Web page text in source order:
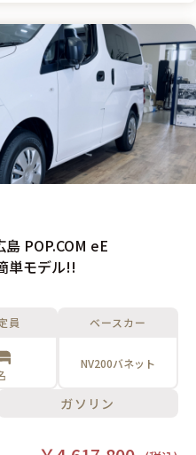
POP.COM eE
単モデル!!
員 ベースカー
NV200バネット
ガソリン